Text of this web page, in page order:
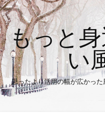
もっと
い
思ったより活用の幅が広かっ